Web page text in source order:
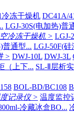
冷冻干燥机 DC41A/
LGJ-30S(电加热)普
冷冻干燥机 > LGJ-
普通型... LGJ-50F(
> DWJ-10L DWJ-3L
（上下... SL-Ⅱ层析
BOL-BD/BC108
记录仪 > 温度监控
冷藏冰盒BO...